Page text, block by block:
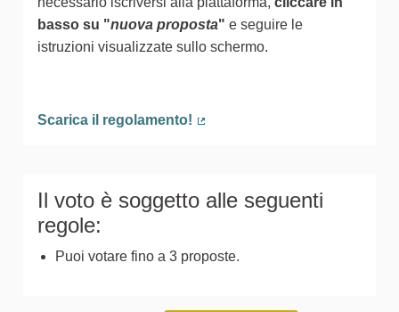
basso su "nuova proposta" e seguire le
istruzioni visualizzate sullo schermo.
Scarica il regolamento!
Il voto è soggetto alle seguenti
regole:
Puoi votare fino a 3 proposte.